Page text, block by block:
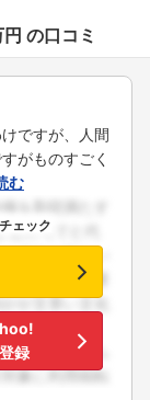
の口コミ
ですが、人間
がものすごく
む
ェック
録